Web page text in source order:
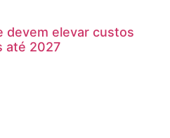
devem elevar custos
até 2027